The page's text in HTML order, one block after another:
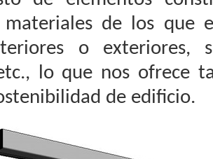
materiales de los que
o exteriores,
lo que nos ofrece
de edificio.